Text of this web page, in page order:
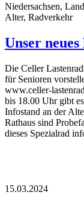
Niedersachsen,
Alter, Radverkehr
Unser
Die Celler
für Senioren
www.celler-
bis 18.00 Uhr gibt
Infostand an der
Rathaus sind
dieses Spezialrad
15.03.2024